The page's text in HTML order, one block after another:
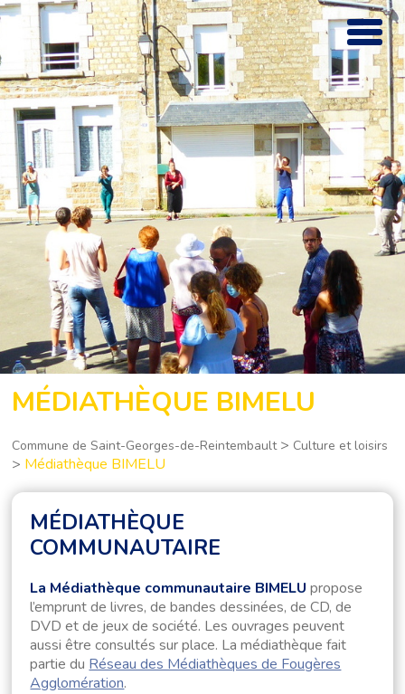
MÉDIATHÈQUE BIMELU
Commune de Saint-Georges-de-Reintembault> Culture et loisirs
> Médiathèque BIMELU
MÉDIATHÈQUE
COMMUNAUTAIRE
La Médiathèque communautaire BIMELU propose
l’emprunt de livres, de bandes dessinées, de CD, de
DVD et de jeux de société. Les ouvrages peuvent
aussi être consultés sur place. La médiathèque fait
partie du Réseau des Médiathèques de Fougères
Agglomération.